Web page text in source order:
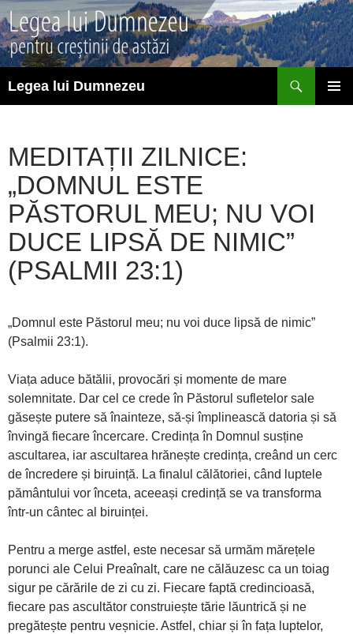
Sari
la
conținut
Legea lui Dumnezeu
MEDITAȚII ZILNICE:
„DOMNUL ESTE
PĂSTORUL MEU; NU VOI
DUCE LIPSĂ DE NIMIC”
(PSALMII 23:1)
„Domnul este Păstorul meu; nu voi duce lipsă de nimic”
(Psalmii 23:1).
Viața aduce bătălii, provocări și momente de mare
solemnitate. Dar cel ce crede în Păstorul sufletelor sale
găsește putere să înainteze, să-și împlinească datoria și să
învingă fiecare încercare. Credința în Domnul susține
ascultarea, iar ascultarea hrănește credința, creând un cerc
de încredere și biruință. La finalul călătoriei, când luptele
pământului vor înceta, aceeași credință se va transforma
într-un cântec al biruinței.
Pentru a merge astfel, este necesar să urmăm mărețele
porunci ale Celui Preaînalt, care ne călăuzesc ca un toiag
sigur pe cărările de zi cu zi. Fiecare faptă credincioasă,
fiecare pas ascultător construiește tărie lăuntrică și ne
pregătește pentru veșnicie. Astfel, chiar și în fața luptelor,